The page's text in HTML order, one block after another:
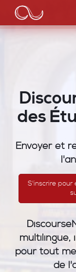
contenu
principal
Main
navigation
des
Envoyer et
S'inscrire pour
multilingue,
pour tout
de